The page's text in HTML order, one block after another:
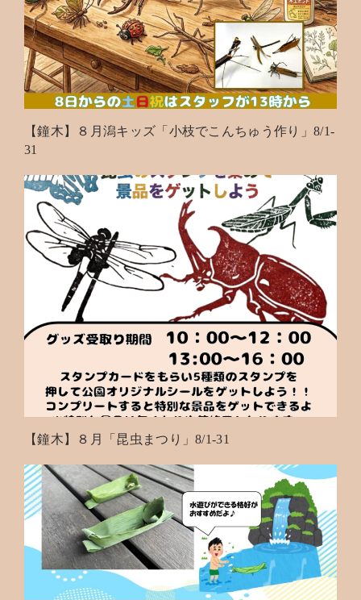
【鐘木】８月潟キッズ「小枝でこんちゅう作り」8/1-
31
【鐘木】８月「昆虫まつり」8/1-31